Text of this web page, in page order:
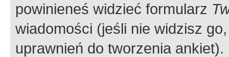
powinieneś widzieć formularz
wiadomości (jeśli nie widzisz
uprawnień do tworzenia